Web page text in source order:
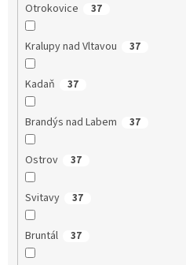
Otrokovice 37
Kralupy nad Vltavou 37
Kadaň 37
Brandýs nad Labem 37
Ostrov 37
Svitavy 37
Bruntál 37